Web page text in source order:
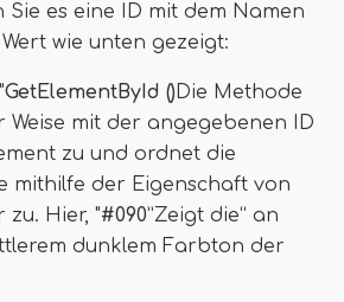
Sie es eine ID mit dem Namen
wie unten gezeigt:
GetElementById () Die Methode
mit der angegebenen ID
zu und ordnet die
mithilfe der Eigenschaft von
Hier, "#090”Zeigt die“ an
dunklem Farbton der